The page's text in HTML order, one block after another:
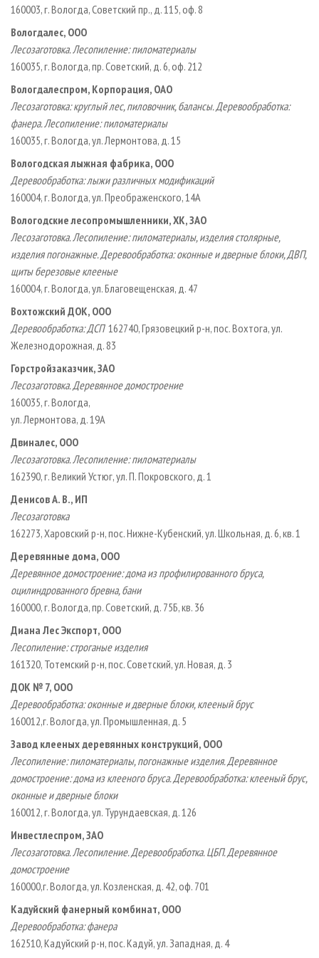
160003, г. Вологда, Советский пр., д. 115, оф. 8
Вологдалес, ООО
Лесозаготовка. Лесопиление: пиломатериалы
160035, г. Вологда, пр. Советский, д. 6, оф. 212
Вологдалеспром, Корпорация, ОАО
Лесозаготовка: круглый лес, пиловочник, балансы. Деревообработка:
фанера. Лесопиление: пиломатериалы
160035, г. Вологда, ул. Лермонтова, д. 15
Вологодская лыжная фабрика, ООО
Деревообработка: лыжи различных модификаций
160004, г. Вологда, ул. Преображенского, 14А
Вологодские лесопромышленники, ХК, ЗАО
Лесозаготовка. Лесопиление: пиломатериалы, изделия столярные,
изделия погонажные. Деревообработка: оконные и дверные блоки, ДВП,
щиты березовые клееные
160004, г. Вологда, ул. Благовещенская, д. 47
Вохтожский ДОК, ООО
Деревообработка: ДСП 162740, Грязовецкий р­-н, пос. Вохтога, ул.
Железнодорожная, д. 83
Горстройзаказчик, ЗАО
Лесозаготовка. Деревянное домостроение
160035, г. Вологда,
ул. Лермонтова, д. 19А
Двиналес, ООО
Лесозаготовка. Лесопиление: пиломатериалы
162390, г. Великий Устюг, ул. П. Покровского, д. 1
Денисов А. В., ИП
Лесозаготовка
162273, Харовский р­-н, пос. Нижне­-Кубенский, ул. Школьная, д. 6, кв. 1
Деревянные дома, ООО
Деревянное домостроение: дома из профилированного бруса,
оцилиндрованного бревна, бани
160000, г. Вологда, пр. Советский, д. 75Б, кв. 36
Диана Лес Экспорт, ООО
Лесопиление: строганые изделия
161320, Тотемский р­-н, пос. Советский, ул. Новая, д. 3
ДОК № 7, ООО
Деревообработка: оконные и дверные блоки, клееный брус
160012,г. Вологда, ул. Промышленная, д. 5
Завод клееных деревянных конструкций, ООО
Лесопиление: пиломатериалы, погонажные изделия. Деревянное
домостроение: дома из клееного бруса. Деревообработка: клееный брус,
оконные и дверные блоки
160012, г. Вологда, ул. Турундаевская, д. 126
Инвестлеспром, ЗАО
Лесозаготовка. Лесопиление. Деревообработка. ЦБП. Деревянное
домостроение
160000,г. Вологда, ул. Козленская, д. 42, оф. 701
Кадуйский фанерный комбинат, ООО
Деревообработка: фанера
162510, Кадуйский р­-н, пос. Кадуй, ул. Западная, д. 4